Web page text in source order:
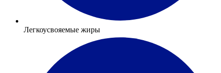
Легкоусвояемые жиры